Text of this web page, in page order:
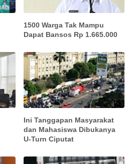
1500 Warga Tak Mampu
Dapat Bansos Rp 1.665.000
Ini Tanggapan Masyarakat
dan Mahasiswa Dibukanya
U-Turn Ciputat